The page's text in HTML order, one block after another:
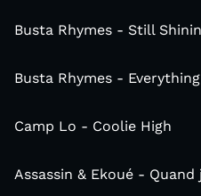
Busta Rhymes - Still
Busta Rhymes -
Camp Lo - Coolie High
Assassin & Ekoué -